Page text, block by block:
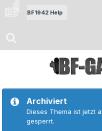
BF1942 Help
Archiviert
Dieses Thema ist jetzt
gesperrt.